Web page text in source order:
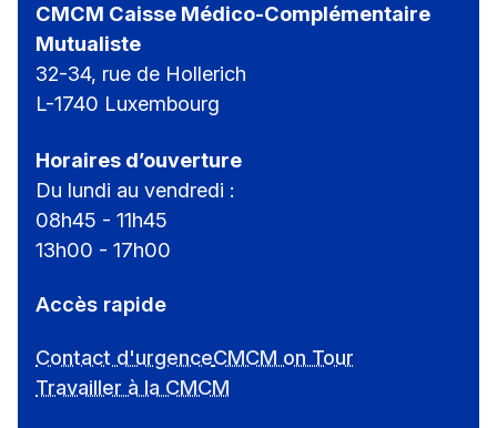
CMCM Caisse Médico-Complémentaire
Mutualiste
32-34, rue de Hollerich
L-1740 Luxembourg
Horaires d’ouverture
Du lundi au vendredi :
08h45 - 11h45
13h00 - 17h00
Accès rapide
Contact d'urgenceCMCM on Tour
Travailler à la CMCM